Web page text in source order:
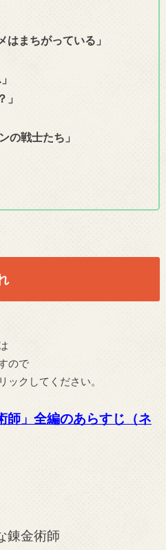
はまちがっている」
」
の戦士たち」
ので
ックしてください。
師」全編のあらすじ（ネ
錬金術師